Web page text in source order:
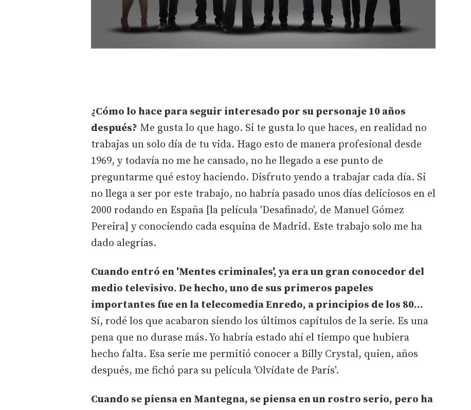
¿Cómo lo hace para seguir interesado por su personaje 10 años
después? Me gusta lo que hago. Si te gusta lo que haces, en realidad no
trabajas un solo día de tu vida. Hago esto de manera profesional desde
1969, y todavía no me he cansado, no he llegado a ese punto de
preguntarme qué estoy haciendo. Disfruto yendo a trabajar cada día. Si
no llega a ser por este trabajo, no habría pasado unos días deliciosos en el
2000 rodando en España [la película 'Desafinado', de Manuel Gómez
Pereira] y conociendo cada esquina de Madrid. Este trabajo solo me ha
dado alegrías.
Cuando entró en 'Mentes criminales', ya era un gran conocedor del
medio televisivo. De hecho, uno de sus primeros papeles
importantes fue en la telecomedia Enredo, a principios de los 80…
Sí, rodé los que acabaron siendo los últimos capítulos de la serie. Es una
pena que no durase más. Yo habría estado ahí el tiempo que hubiera
hecho falta. Esa serie me permitió conocer a Billy Crystal, quien, años
después, me fichó para su película 'Olvídate de París'.
Cuando se piensa en Mantegna, se piensa en un rostro serio, pero ha